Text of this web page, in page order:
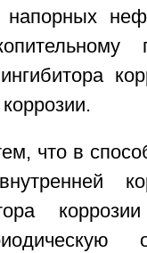
напорных
что в